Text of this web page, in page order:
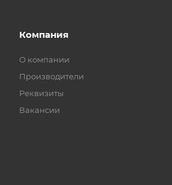
Компания
О компании
Производители
Реквизиты
Вакансии